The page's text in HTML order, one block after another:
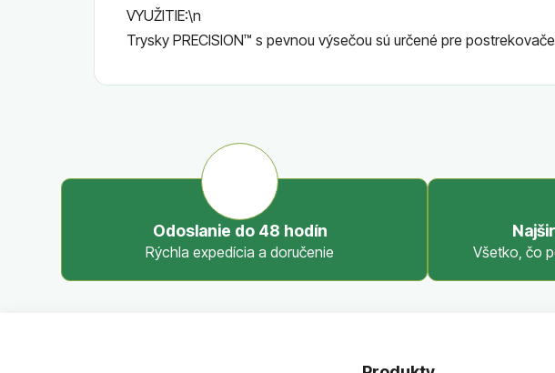
VYUŽITIE:\n
Trysky PRECISION™ s pevnou výsečou sú určené pre
Odoslanie do 48 hodín
Rýchla expedícia a doručenie Všetko, čo